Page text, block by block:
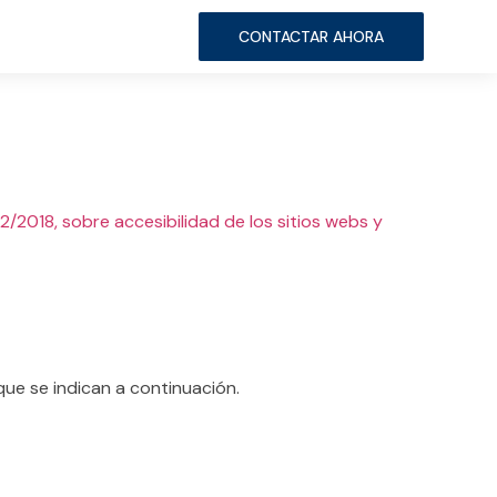
CONTACTAR AHORA
2018, sobre accesibilidad de los sitios webs y
se indican a continuación.